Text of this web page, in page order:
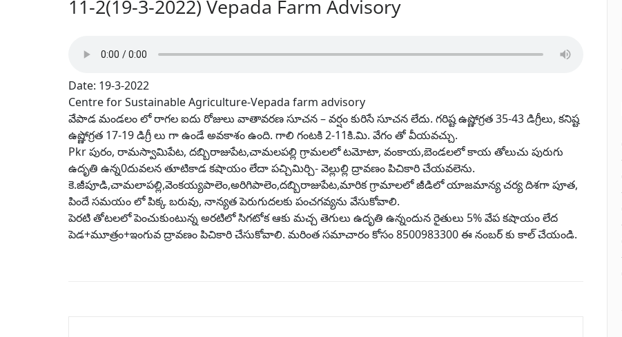
11-2(19-3-2022) Vepada Farm Advisory
Date: 19-3-2022
Centre for Sustainable Agriculture-Vepada farm advisory
వేపాడ మండలం లో రాగల ఐదు రోజులు వాతావరణ సూచన – వర్షం కురిసే సూచన లేదు. గరిష్ట ఉష్ణోగ్రత 35-43 డిగ్రీలు, కనిష్ట
ఉష్ణోగ్రత 17-19 డిగ్రీ లు గా ఉండే అవకాశం ఉంది. గాలి గంటకి 2-11కి.మి. వేగం తో వీయవచ్చు.
Pkr పురం, రామస్వామిపేట, దబ్బిరాజుపేట,చామలపల్లి గ్రామలలో టమోటా, వంకాయ,బెండలలో కాయ తోలుచు పురుగు
ఉదృతి ఉన్న0దువలన తూటికాడ కషాయం లేదా పచ్చిమిర్చి- వెల్లుల్లి ద్రావణం పిచికారి చేయవలెను.
కె.జీపూడి,చామలాపల్లి,వెంకయ్యపాలెం,అరిగిపాలెం,దబ్బిరాజుపేట,మారిక గ్రామాలలో జీడిలో యాజమాన్య చర్య దిశగా పూత,
పిందే సమయం లో పిక్క బరువు, నాన్యత పెరుగుదలకు పంచగవ్యను వేసుకోవాలి.
పెరటి తోటలలో పెంచుకుంటున్న అరటిలో సిగటోక ఆకు మచ్చ తెగులు ఉదృతి ఉన్నందున రైతులు 5% వేప కషాయం లేద
పెడ+మూత్రం+ఇంగువ ద్రావణం పిచికారి చేసుకోవాలి. మరింత సమాచారం కోసం 8500983300 ఈ నంబర్ కు కాల్ చేయండి.